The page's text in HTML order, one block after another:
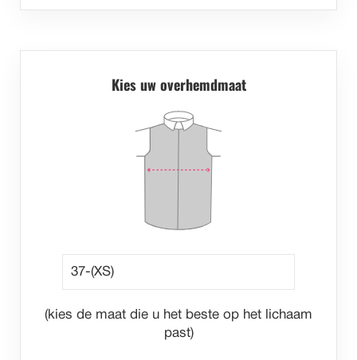
Kies uw overhemdmaat
(kies de maat die u het beste op het lichaam
past)